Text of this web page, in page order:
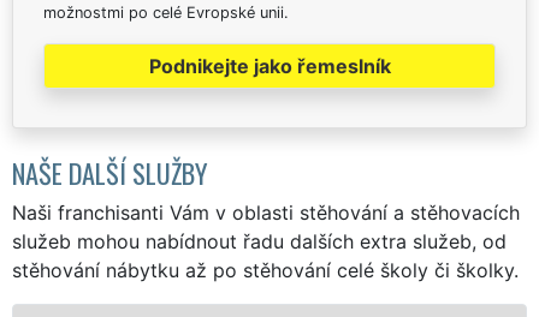
možnostmi po celé Evropské unii.
Podnikejte jako řemeslník
NAŠE DALŠÍ SLUŽBY
Naši franchisanti Vám v oblasti stěhování a stěhovacích
služeb mohou nabídnout řadu dalších extra služeb, od
stěhování nábytku až po stěhování celé školy či školky.